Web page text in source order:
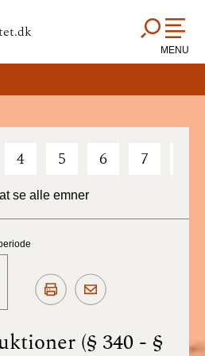
MENU
4 5 6 7
se alle emner
(§ 340 - §